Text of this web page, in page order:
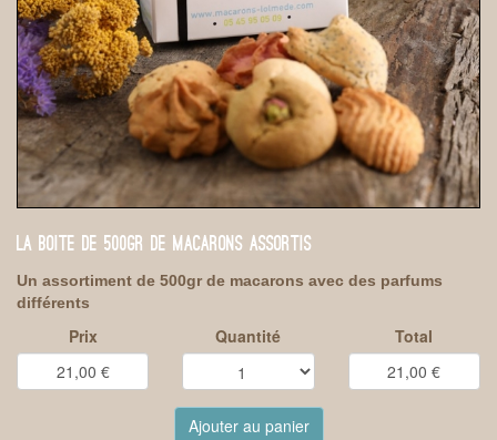
LA BOITE DE 500GR DE MACARONS ASSORTIS
Un assortiment de 500gr de macarons avec des parfums
différents
Prix Quantité Total
Ajouter au panier